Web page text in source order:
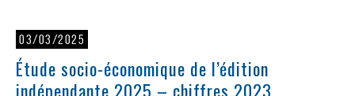
03/03/2025
Étude socio-économique de l’édition
indépendante 2025 – chiffres 2023